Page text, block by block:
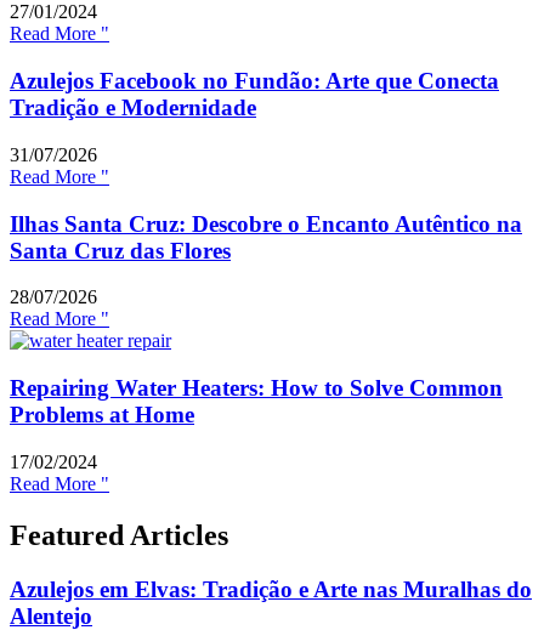
27/01/2024
Read More "
Azulejos Facebook no Fundão: Arte que Conecta
Tradição e Modernidade
31/07/2026
Read More "
Ilhas Santa Cruz: Descobre o Encanto Autêntico na
Santa Cruz das Flores
28/07/2026
Read More "
Repairing Water Heaters: How to Solve Common
Problems at Home
17/02/2024
Read More "
Featured Articles
Azulejos em Elvas: Tradição e Arte nas Muralhas do
Alentejo